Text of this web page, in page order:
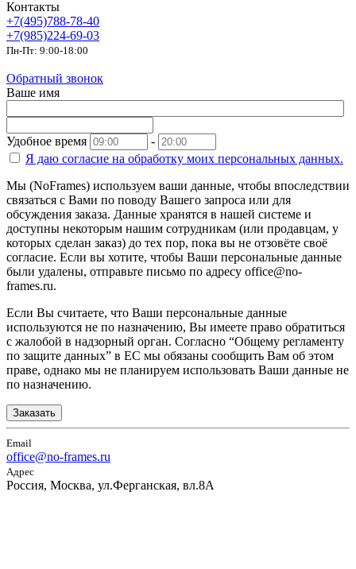
Контакты
+7(495)788-78-40
+7(985)224-69-03
Пн-Пт: 9:00-18:00
Обратный звонок
Ваше имя
Удобное время
-
Я даю согласие на обработку моих персональных данных.
Мы (NoFrames) используем ваши данные, чтобы впоследствии
связаться с Вами по поводу Вашего запроса или для
обсуждения заказа. Данные хранятся в нашей системе и
доступны некоторым нашим сотрудникам (или продавцам, у
которых сделан заказ) до тех пор, пока вы не отзовёте своё
согласие. Если вы хотите, чтобы Ваши персональные данные
были удалены, отправьте письмо по адресу office@no-
frames.ru.
Если Вы считаете, что Ваши персональные данные
используются не по назначению, Вы имеете право обратиться
с жалобой в надзорный орган. Согласно “Общему регламенту
по защите данных” в ЕС мы обязаны сообщить Вам об этом
праве, однако мы не планируем использовать Ваши данные не
по назначению.
Заказать
Email
office@no-frames.ru
Адрес
Россия, Москва, ул.Ферганская, вл.8А